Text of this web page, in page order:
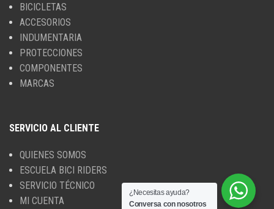
BICICLETAS
ACCESORIOS
INDUMENTARIA
PROTECCIONES
COMPONENTES
MARCAS
SERVICIO AL CLIENTE
QUIENES SOMOS
ESCUELA BICI RIDERS
SERVICIO TÉCNICO
MI CUENTA
¿Necesitas ayuda?
Conversa con nosotros